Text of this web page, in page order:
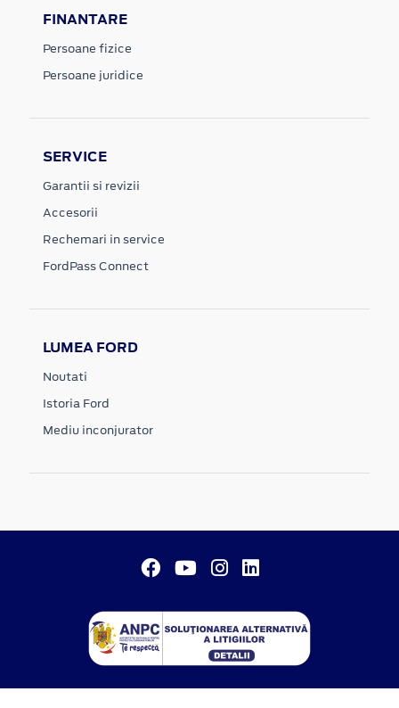
FINANTARE
Persoane fizice
Persoane juridice
SERVICE
Garantii si revizii
Accesorii
Rechemari in service
FordPass Connect
LUMEA FORD
Noutati
Istoria Ford
Mediu inconjurator